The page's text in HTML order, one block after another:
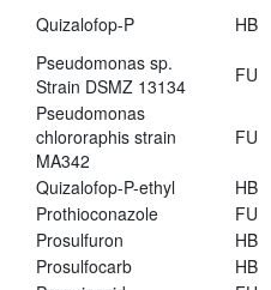
Quizalofop-P HB
Pseudomonas sp.
Strain DSMZ 13134
FU
Pseudomonas
chlororaphis strain
MA342
FU
Quizalofop-P-ethyl HB
Prothioconazole
FU
Prosulfuron
HB
Prosulfocarb
HB